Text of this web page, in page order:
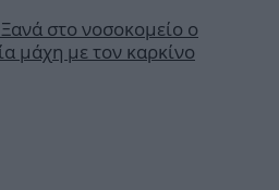
στο νοσοκομείο ο
μάχη με τον καρκίνο